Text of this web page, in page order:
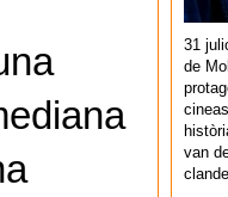
31
de
van